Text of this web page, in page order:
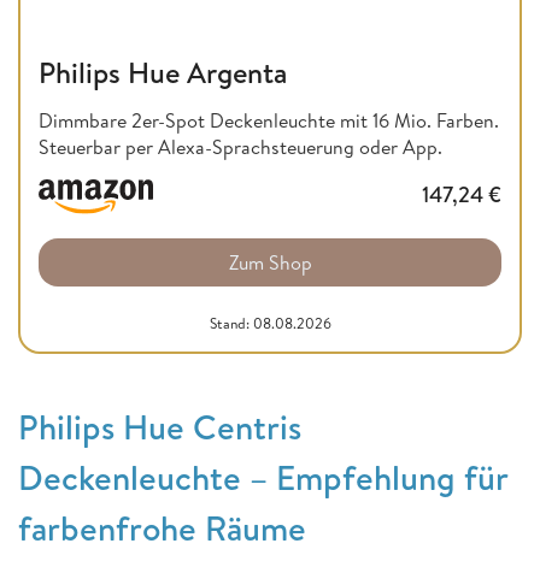
Philips Hue Argenta
Dimmbare 2er-Spot Deckenleuchte mit 16 Mio. Farben.
Steuerbar per Alexa-Sprachsteuerung oder App.
147,24€
Zum Shop
Stand: 08.08.2026
Philips Hue Centris
Deckenleuchte – Empfehlung für
farbenfrohe Räume